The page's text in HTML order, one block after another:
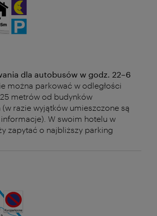
dla autobusów w godz. 22–6
można parkować w odległości
metrów od budynków
razie wyjątków umieszczone są
W swoim hotelu w
zapytać o najbliższy parking